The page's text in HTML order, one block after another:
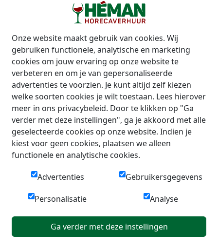
Onze website maakt gebruik van cookies. Wij
gebruiken functionele, analytische en marketing
cookies om jouw ervaring op onze website te
verbeteren en om je van gepersonaliseerde
advertenties te voorzien. Je kunt altijd zelf kiezen
welke soorten cookies je wilt toestaan. Lees hierover
meer in ons privacybeleid. Door te klikken op "Ga
verder met deze instellingen", ga je akkoord met alle
geselecteerde cookies op onze website. Indien je
kiest voor geen cookies, plaatsen we alleen
functionele en analytische cookies.
Advertenties Gebruikersgegevens
Personalisatie Analyse
Ga verder met deze instellingen